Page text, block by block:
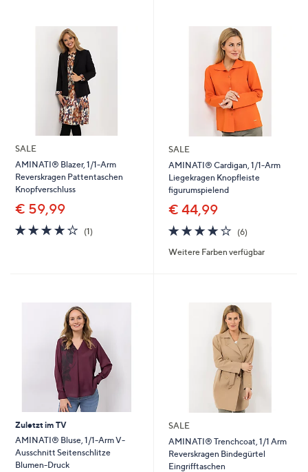
SALE
AMINATI® Blazer, 1/1-Arm
Reverskragen Pattentaschen
Knopfverschluss
€ 59,99
4.0
von
(1)
SALE
AMINATI® Cardigan, 1/1-Arm
Liegekragen Knopfleiste
figurumspielend
€ 44,99
3.8
von
5
(6)
Weitere Farben verfügbar
Zuletzt im TV
AMINATI® Bluse, 1/1-Arm V-
Ausschnitt Seitenschlitze
Blumen-Druck
SALE
AMINATI® Trenchcoat, 1/1 Arm
Reverskragen Bindegürtel
Eingrifftaschen